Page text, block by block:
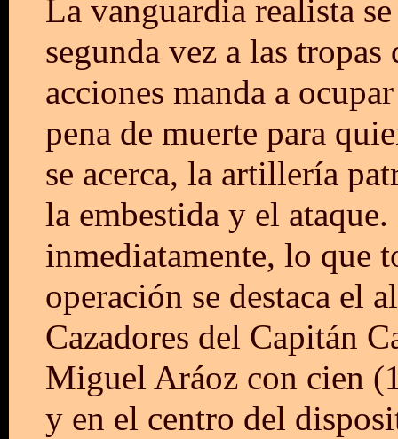
La vanguardia realista
segunda vez a las
acciones manda a
pena de muerte para
se acerca, la artillería
la embestida y el
inmediatamente, lo que
operación se destaca el
Cazadores del Capitán
Miguel Aráoz con cien
y en el centro del